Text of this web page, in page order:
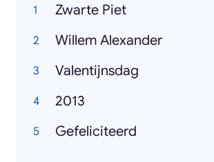
Zwarte Piet
Willem Alexander
Valentijnsdag
2013
Gefeliciteerd